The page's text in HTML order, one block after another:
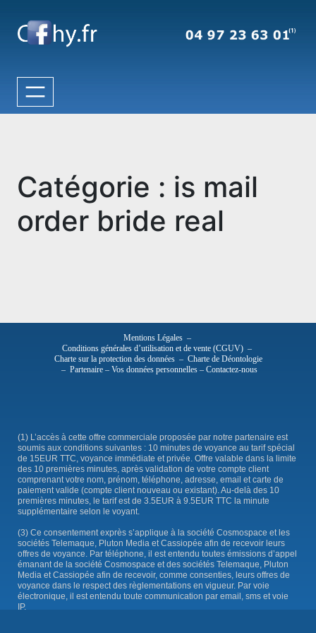
contenu
Catégorie : is mail
order bride real
Mentions Légales –
Conditions générales d’utilisation et de vente (CGUV) –
Charte sur la protection des données – Charte de Déontologie
– Partenaire – Vos données personnelles – Contactez-nous
(1) L’accès à cette offre commerciale proposée par notre partenaire est
soumis aux conditions suivantes : 10 minutes de voyance au tarif spécial
de 15EUR TTC, voyance immédiate et privée. Offre valable dans la limite
des 10 premières minutes, après validation de votre compte client
comprenant votre nom, prénom, téléphone, adresse, email et carte de
paiement valide (compte client nouveau ou existant). Au-delà des 10
premières minutes, le tarif est de 3.5EUR à 9.5EUR TTC la minute
supplémentaire selon le voyant.
(3) Ce consentement exprès s’applique à la société Cosmospace et les
sociétés Telemaque, Pluton Media et Cassiopée afin de recevoir leurs
offres de voyance. Par téléphone, il est entendu toutes émissions d’appel
émanant de la société Cosmospace et des sociétés Telemaque, Pluton
Media et Cassiopée afin de recevoir, comme consenties, leurs offres de
voyance dans le respect des règlementations en vigueur. Par voie
électronique, il est entendu toute communication par email, sms et voie
IP.